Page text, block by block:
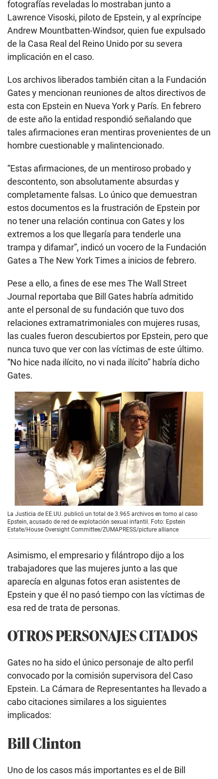
fotografías reveladas lo mostraban junto a
Lawrence Visoski, piloto de Epstein, y al expríncipe
Andrew Mountbatten-Windsor, quien fue expulsado
de la Casa Real del Reino Unido por su severa
implicación en el caso.
Los archivos liberados también citan a la Fundación
Gates y mencionan reuniones de altos directivos de
esta con Epstein en Nueva York y París. En febrero
de este año la entidad respondió señalando que
tales afirmaciones eran mentiras provenientes de un
hombre cuestionable y malintencionado.
“Estas afirmaciones, de un mentiroso probado y
descontento, son absolutamente absurdas y
completamente falsas. Lo único que demuestran
estos documentos es la frustración de Epstein por
no tener una relación continua con Gates y los
extremos a los que llegaría para tenderle una
trampa y difamar”, indicó un vocero de la Fundación
Gates a The New York Times a inicios de febrero.
Pese a ello, a fines de ese mes The Wall Street
Journal reportaba que Bill Gates habría admitido
ante el personal de su fundación que tuvo dos
relaciones extramatrimoniales con mujeres rusas,
las cuales fueron descubiertos por Epstein, pero que
nunca tuvo que ver con las víctimas de este último.
“No hice nada ilícito, no vi nada ilícito” habría dicho
Gates.
La Justicia de EE.UU. publicó un total de 3.965 archivos en torno al caso
Epstein, acusado de red de explotación sexual infantil. Foto: Epstein
Estate/House Oversight Committee/ZUMAPRESS/picture alliance
Asimismo, el empresario y filántropo dijo a los
trabajadores que las mujeres junto a las que
aparecía en algunas fotos eran asistentes de
Epstein y que él no pasó tiempo con las víctimas de
esa red de trata de personas.
OTROS PERSONAJES CITADOS
Gates no ha sido el único personaje de alto perfil
convocado por la comisión supervisora del Caso
Epstein. La Cámara de Representantes ha llevado a
cabo citaciones similares a los siguientes
implicados:
Bill Clinton
Uno de los casos más importantes es el de Bill